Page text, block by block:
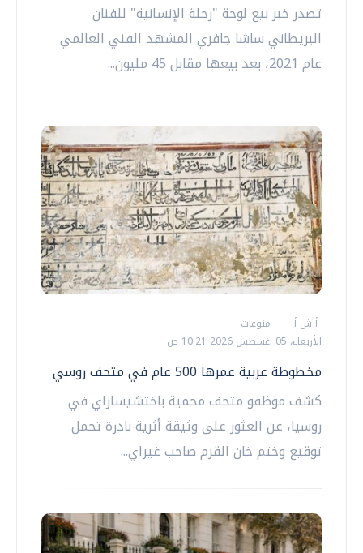
تصدر خبر بيع لوحة "رحلة الإنسانية" للفنان
البريطاني ساشا جافري المشهد الفني العالمي
عام 2021، بعد بيعها مقابل 45 مليون...
أ ش أ
منوعات
الأربعاء، 05 اغسطس 2026 10:21 ص
مخطوطة عربية عمرها 500 عام في متحف روسي
كشف موظفو متحف محمية باختشيساراي في
روسيا، عن العثور على وثيقة أثرية نادرة تحمل
توقيع وختم خان القرم صاحب غيراي...